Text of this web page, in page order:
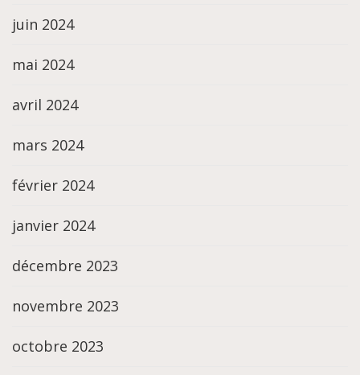
juin 2024
mai 2024
avril 2024
mars 2024
février 2024
janvier 2024
décembre 2023
novembre 2023
octobre 2023